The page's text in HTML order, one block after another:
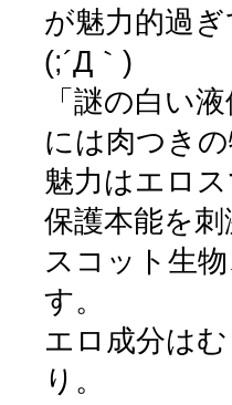
が魅力的過
(;´Д｀)
「謎の白い
には肉つき
魅力はエロ
保護本能を
スコット生
す。
エロ成分は
り。